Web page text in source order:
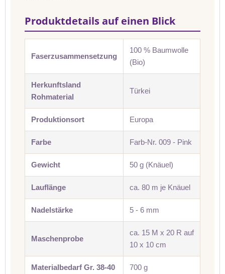
Produktdetails auf einen Blick
Faserzusammensetzung
100 % Baumwolle
(Bio)
Herkunftsland
Rohmaterial
Türkei
Produktionsort Europa
Farbe Farb-Nr. 009 - Pink
Gewicht 50 g (Knäuel)
Lauflänge ca. 80 m je Knäuel
Nadelstärke 5 - 6 mm
Maschenprobe
ca. 15 M x 20 R auf
10 x 10 cm
Materialbedarf Gr. 38-40 700 g